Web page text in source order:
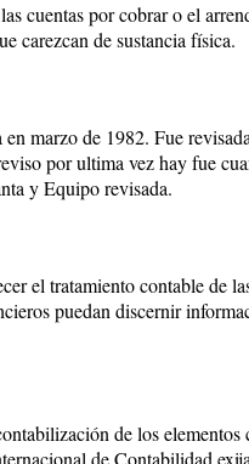
cuentas por cobrar o el
carezcan de sustancia física.
marzo de 1982. Fue
por ultima vez hay fue
y Equipo revisada.
el tratamiento contable de
puedan discernir
de los elementos
de Contabilidad